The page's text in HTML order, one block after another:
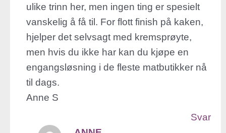
ulike trinn her, men ingen ting er spesielt
vanskelig å få til. For flott finish på kaken,
hjelper det selvsagt med kremsprøyte,
men hvis du ikke har kan du kjøpe en
engangsløsning i de fleste matbutikker nå
til dags.
Anne S
Svar